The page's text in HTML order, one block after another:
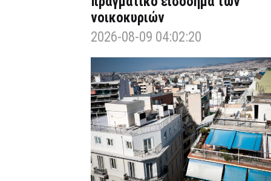
νοικοκυριών
2026-08-09 04:02:20